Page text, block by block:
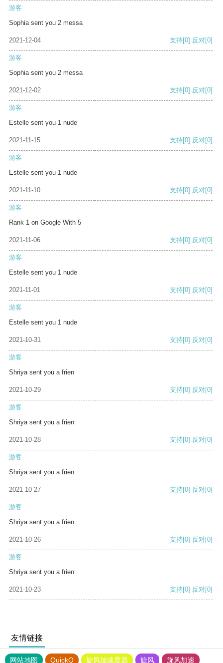
游客
Sophia sent you 2 messa
2021-12-04 支持[0] 反对[0]
游客
Sophia sent you 2 messa
2021-12-02 支持[0] 反对[0]
游客
Estelle sent you 1 nude
2021-11-15 支持[0] 反对[0]
游客
Estelle sent you 1 nude
2021-11-10 支持[0] 反对[0]
游客
Rank 1 on Google With 5
2021-11-06 支持[0] 反对[0]
游客
Estelle sent you 1 nude
2021-11-01 支持[0] 反对[0]
游客
Estelle sent you 1 nude
2021-10-31 支持[0] 反对[0]
游客
Shriya sent you a frien
2021-10-29 支持[0] 反对[0]
游客
Shriya sent you a frien
2021-10-28 支持[0] 反对[0]
游客
Shriya sent you a frien
2021-10-27 支持[0] 反对[0]
游客
Shriya sent you a frien
2021-10-26 支持[0] 反对[0]
游客
Shriya sent you a frien
2021-10-23 支持[0] 反对[0]
友情链接
网站地图 QuickQ 旋风加速度器 旋风 旋风加速